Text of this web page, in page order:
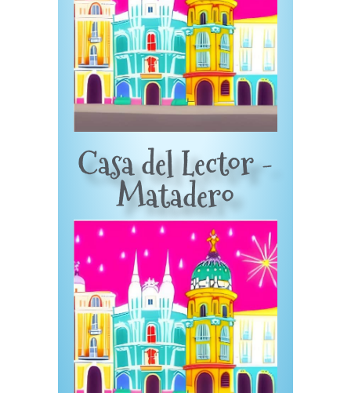
Casa del Lector -
Matadero